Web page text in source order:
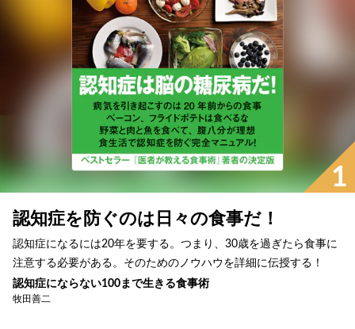
1
認知症を防ぐのは日々の食事だ！
認知症になるには20年を要する。つまり、30歳を過ぎたら食事に
注意する必要がある。そのためのノウハウを詳細に伝授する！
認知症にならない100まで生きる食事術
牧田善二